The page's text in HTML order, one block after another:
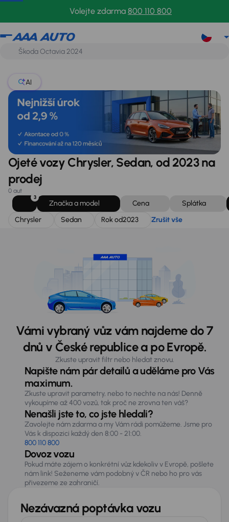
Volejte zdarma 800 110 800
Chrysler
AI
Ojeté vozy Chrysler, Sedan, od 2023 na
prodej
0 aut
3
Značka a model Cena
Splátka
Chrysler
Sedan Rok od2023 Zrušit vše
Vámi vybraný vůz vám najdeme do 7
dnů v České republice a po Evropě.
Zkuste upravit filtr nebo hledat znovu.
Napište nám pár detailů a uděláme pro Vás
maximum.
Zkuste upravit parametry, nebo to nechte na nás! Denně
vykoupíme až 400 vozů, tak proč ne zrovna ten váš?
Nenašli jste to, co jste hledali?
Zavolejte nám zdarma a my Vám rádi pomůžeme. Jsme pro
Vás k dispozici každý den 8:00 - 21:00.
800 110 800
Dovoz vozu
Pokud máte zájem o konkrétní vůz kdekoliv v Evropě, pošlete
nám link! Seženeme vám podobný v ČR nebo ho pro vás
přivezeme ze zahraničí.
Nezávazná poptávka vozu